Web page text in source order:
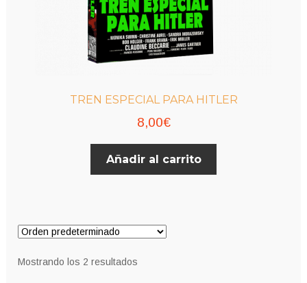
TREN ESPECIAL PARA HITLER
8,00€
Añadir al carrito
Mostrando los 2 resultados